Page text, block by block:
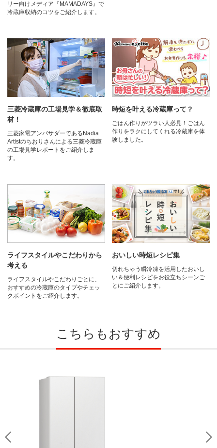
リー向けメディア『MAMADAYS』で
冷蔵庫収納のコツをご紹介します。
三菱冷蔵庫の工場見学＆徹底取
材！
三菱家電アンバサダーであるNadia
Artistのちおりさんによる三菱冷蔵庫
の工場見学レポートをご紹介しま
す。
時短を叶える冷蔵庫って？
ごはん作りがツラい人必見！ごはん
作りをラクにしてくれる冷蔵庫を体
験しました。
ライフスタイルやこだわりから
考える
ライフスタイルやこだわりごとに、
おすすめの冷蔵庫のタイプやチェッ
クポイントをご紹介します。
おいしい時短レシピ集
切れちゃう瞬冷凍を活用したおいし
い＆便利レシピをお役立ちシーンご
とにご紹介します。
こちらもおすすめ